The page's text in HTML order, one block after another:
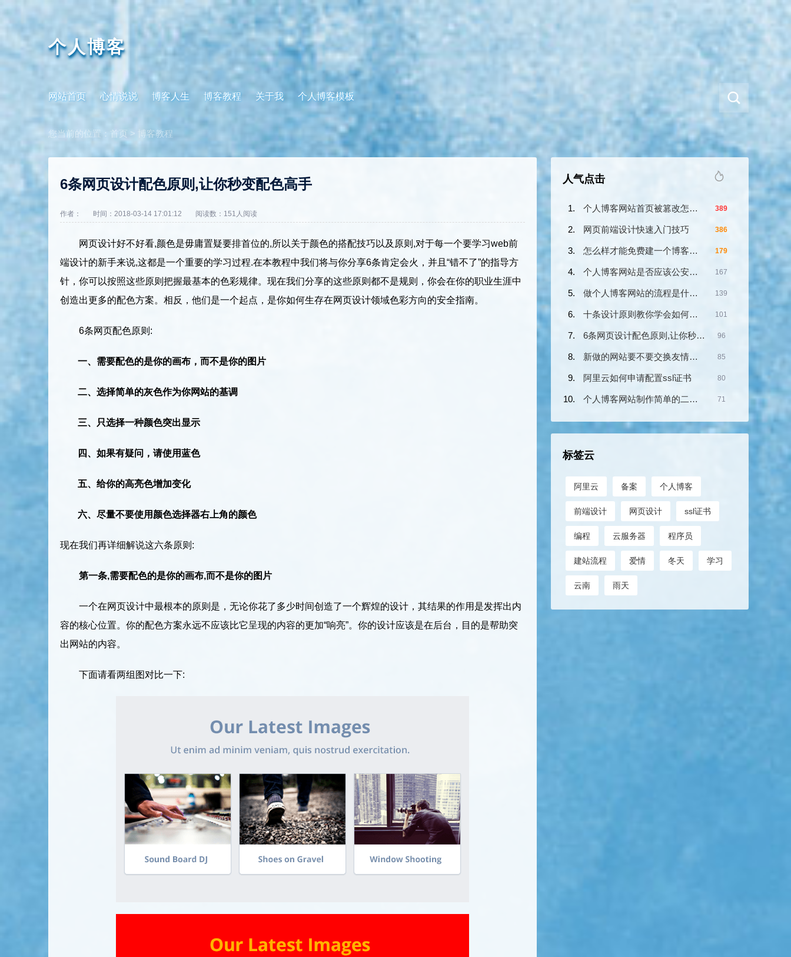
个人博客
网站首页 心情说说 博客人生 博客教程 关于我 个人博客模板
您当前的位置： 首页 > 博客教程
6条网页设计配色原则,让你秒变配色高手
作者： 时间：2018-03-14 17:01:12 阅读数： 151人阅读
网页设计好不好看,颜色是毋庸置疑要排首位的,所以关于颜色的搭配技巧以及原则,对于每一个要学习web前
端设计的新手来说,这都是一个重要的学习过程.在本教程中我们将与你分享6条肯定会火，并且“错不了”的指导方
针，你可以按照这些原则把握最基本的色彩规律。现在我们分享的这些原则都不是规则，你会在你的职业生涯中
创造出更多的配色方案。相反，他们是一个起点，是你如何生存在网页设计领域色彩方向的安全指南。
6条网页配色原则:
一、需要配色的是你的画布，而不是你的图片
二、选择简单的灰色作为你网站的基调
三、只选择一种颜色突出显示
四、如果有疑问，请使用蓝色
五、给你的高亮色增加变化
六、尽量不要使用颜色选择器右上角的颜色
现在我们再详细解说这六条原则:
第一条,需要配色的是你的画布,而不是你的图片
一个在网页设计中最根本的原则是，无论你花了多少时间创造了一个辉煌的设计，其结果的作用是发挥出内
容的核心位置。你的配色方案永远不应该比它呈现的内容的更加“响亮”。你的设计应该是在后台，目的是帮助突
出网站的内容。
下面请看两组图对比一下:
人气点击
个人博客网站首页被篡改怎么办？ 389
网页前端设计快速入门技巧 386
怎么样才能免费建一个博客网站？ 179
个人博客网站是否应该公安备案？ 167
做个人博客网站的流程是什么？ 139
十条设计原则教你学会如何设计网页布局! 101
6条网页设计配色原则,让你秒变配色高手 96
新做的网站要不要交换友情链接？ 85
阿里云如何申请配置ssl证书 80
个人博客网站制作简单的二维码收款 71
标签云
阿里云 备案 个人博客
前端设计 网页设计 ssl证书
编程 云服务器 程序员
建站流程 爱情 冬天 学习
云南 雨天